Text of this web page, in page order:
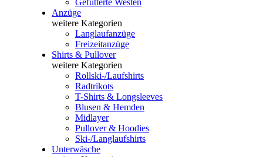
Gefütterte Westen
Anzüge
weitere Kategorien
Langlaufanzüge
Freizeitanzüge
Shirts & Pullover
weitere Kategorien
Rollski-/Laufshirts
Radtrikots
T-Shirts & Longsleeves
Blusen & Hemden
Midlayer
Pullover & Hoodies
Ski-/Langlaufshirts
Unterwäsche